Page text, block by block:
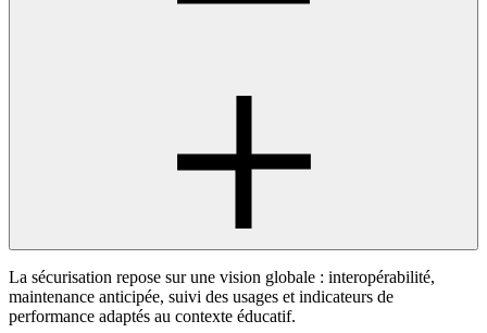
La sécurisation repose sur une vision globale : interopérabilité,
maintenance anticipée, suivi des usages et indicateurs de
performance adaptés au contexte éducatif.